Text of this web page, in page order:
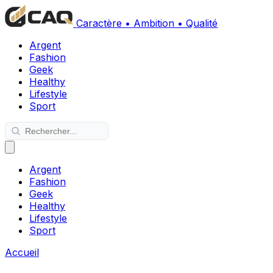
Caractère • Ambition • Qualité
Argent
Fashion
Geek
Healthy
Lifestyle
Sport
Argent
Fashion
Geek
Healthy
Lifestyle
Sport
Accueil